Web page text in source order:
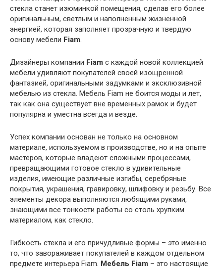
стекла станет изюминкой помещения, сделав его более
оригинальным, светлым и наполненным жизненной
энергией, которая заполняет прозрачную и твердую
основу мебели Fiam.
Дизайнеры компании Fiam с каждой новой коллекцией
мебели удивляют покупателей своей изощренной
фантазией, оригинальными задумками и эксклюзивной
мебелью из стекла. Мебель Fiam не боится моды и лет,
так как она существует вне временных рамок и будет
популярна и уместна всегда и везде.
Успех компании основан не только на основном
материале, используемом в производстве, но и на опыте
мастеров, которые владеют сложными процессами,
превращающими готовое стекло в удивительные
изделия, имеющие различные изгибы, серебряные
покрытия, украшения, гравировку, шлифовку и резьбу. Все
элементы декора выполняются любящими руками,
знающими все тонкости работы со столь хрупким
материалом, как стекло.
Гибкость стекла и его причудливые формы – это именно
то, что завораживает покупателей в каждом отдельном
предмете интерьера Fiam. Мебель Fiam – это настоящие